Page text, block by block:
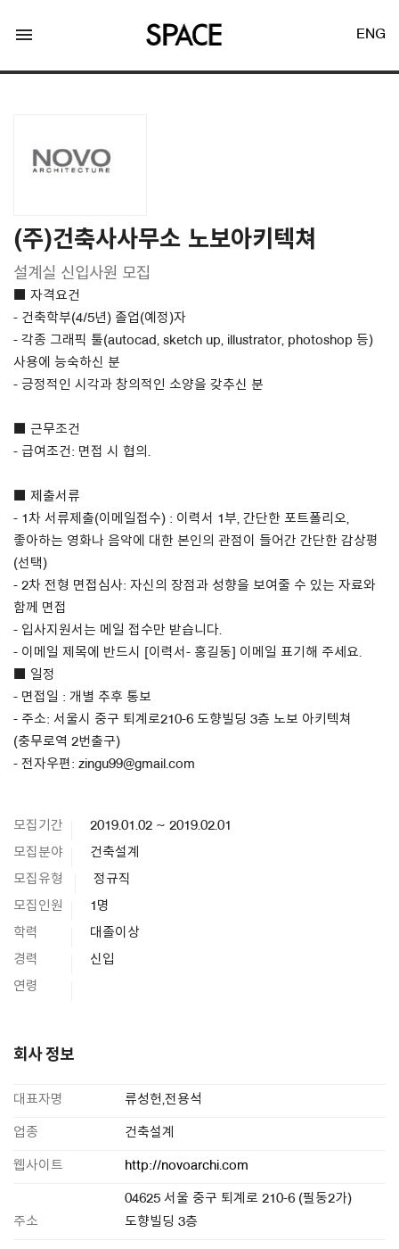
Twitter Login
About Us
menu ENG
(주)건축사사무소 노보아키텍쳐
설계실 신입사원 모집
■ 자격요건
- 건축학부(4/5년) 졸업(예정)자
- 각종 그래픽 툴(autocad, sketch up, illustrator, photoshop 등)
사용에 능숙하신 분
- 긍정적인 시각과 창의적인 소양을 갖추신 분
■ 근무조건
- 급여조건: 면접 시 협의.
■ 제출서류
- 1차 서류제출(이메일접수) : 이력서 1부, 간단한 포트폴리오,
좋아하는 영화나 음악에 대한 본인의 관점이 들어간 간단한 감상평
(선택)
- 2차 전형 면접심사: 자신의 장점과 성향을 보여줄 수 있는 자료와
함께 면접
- 입사지원서는 메일 접수만 받습니다.
- 이메일 제목에 반드시 [이력서- 홍길동] 이메일 표기해 주세요.
■ 일정
- 면접일 : 개별 추후 통보
- 주소: 서울시 중구 퇴계로210-6 도향빌딩 3층 노보 아키텍쳐
(충무로역 2번출구)
- 전자우편: zingu99@gmail.com
모집기간 2019.01.02 ~ 2019.02.01
모집분야 건축설계
모집유형 정규직
모집인원 1명
학력 대졸이상
경력 신입
연령
회사 정보
대표자명 류성헌,전용석
업종 건축설계
웹사이트 http://novoarchi.com
주소
04625 서울 중구 퇴계로 210-6 (필동2가)
도향빌딩 3층